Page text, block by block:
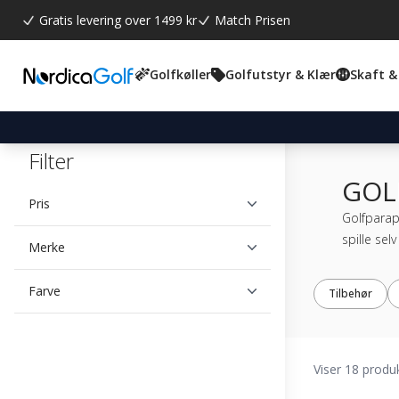
Gratis levering over 1499 kr Match Prisen
Golfkøller Golfutstyr & Klær Skaft &
Filter
Pris
Merke
Farve
spille
Tilbehør
Viser 18